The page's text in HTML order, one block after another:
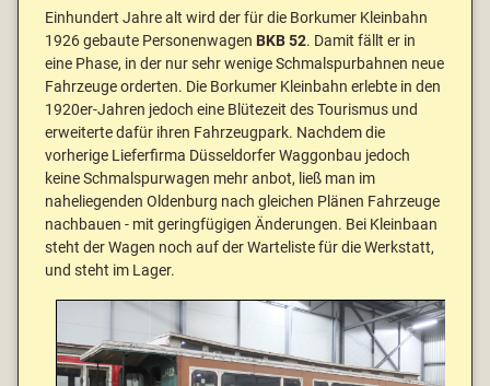
Einhundert Jahre alt wird der für die Borkumer Kleinbahn
1926 gebaute Personenwagen BKB 52. Damit fällt er in
eine Phase, in der nur sehr wenige Schmalspurbahnen neue
Fahrzeuge orderten. Die Borkumer Kleinbahn erlebte in den
1920er-Jahren jedoch eine Blütezeit des Tourismus und
erweiterte dafür ihren Fahrzeugpark. Nachdem die
vorherige Lieferfirma Düsseldorfer Waggonbau jedoch
keine Schmalspurwagen mehr anbot, ließ man im
naheliegenden Oldenburg nach gleichen Plänen Fahrzeuge
nachbauen - mit geringfügigen Änderungen. Bei Kleinbaan
steht der Wagen noch auf der Warteliste für die Werkstatt,
und steht im Lager.